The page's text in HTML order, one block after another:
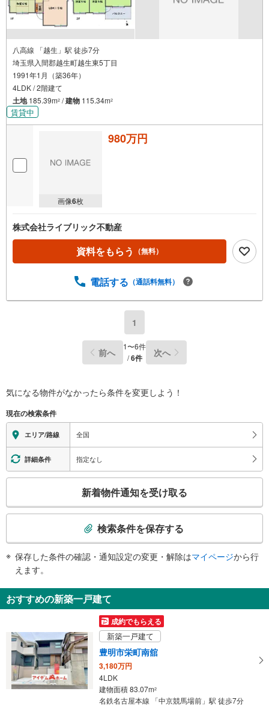
八高線 「越生」駅 徒歩7分
埼玉県入間郡越生町越生東5丁目
1991年1月（築36年）
4LDK / 2階建て
土地185.39m2 /建物 115.34m2
賃貸中
画像6枚
980万円
株式会社ライブリック不動産
資料をもらう （無料）
電話する （通話料無料）
1
前へ 1〜6件
/6件 次へ
気になる物件がなかったら条件を変更しよう！
現在の検索条件
エリア/路線 全国
詳細条件 指定なし
検
知
を
け
取
る
・
条
新着物件通知を受け取る
検索条件を保存する
保存した条件の確認・通知設定の変更・解除はマイページから行
えます。
おすすめの新築一戸建て
成約でもらえる
新築一戸建て
豊明市栄町南舘
3,180万円
4LDK
建物面積 83.07m2
名鉄名古屋本線 「中京競馬場前」駅 徒歩7分